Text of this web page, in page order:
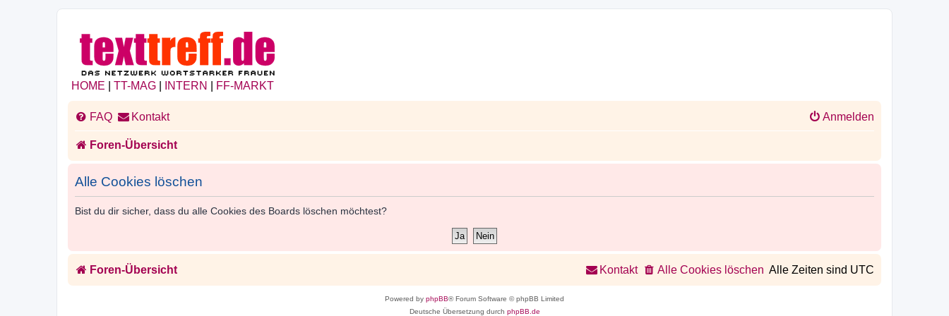
HOME TT-MAG INTERN FF-MARKT
FAQ Kontakt Anmelden
Foren-Übersicht
Alle Cookies löschen
Bist du dir sicher, dass du alle Cookies des Boards löschen möchtest?
Foren-Übersicht Alle Zeiten sind UTC
Alle Cookies löschen
Kontakt
Powered by phpBB® Forum Software © phpBB Limited
Deutsche Übersetzung durch phpBB.de